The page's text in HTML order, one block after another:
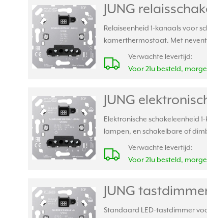
JUNG
Relaiseenheid 1-kanaals voor
kamerthermostaat. Met
Verwachte levertijd:
Voor 21u besteld,
JUNG
Elektronische schakeleenheid
lampen, en schakelbare of
Verwachte levertijd:
Voor 21u besteld,
JUNG
Standaard LED-tastdimmer